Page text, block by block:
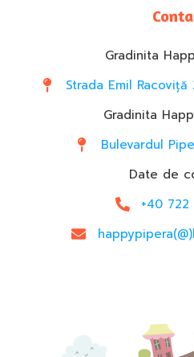
Gradinita
Strada Emil
Gradinita
Bulevardul
Date de
+40